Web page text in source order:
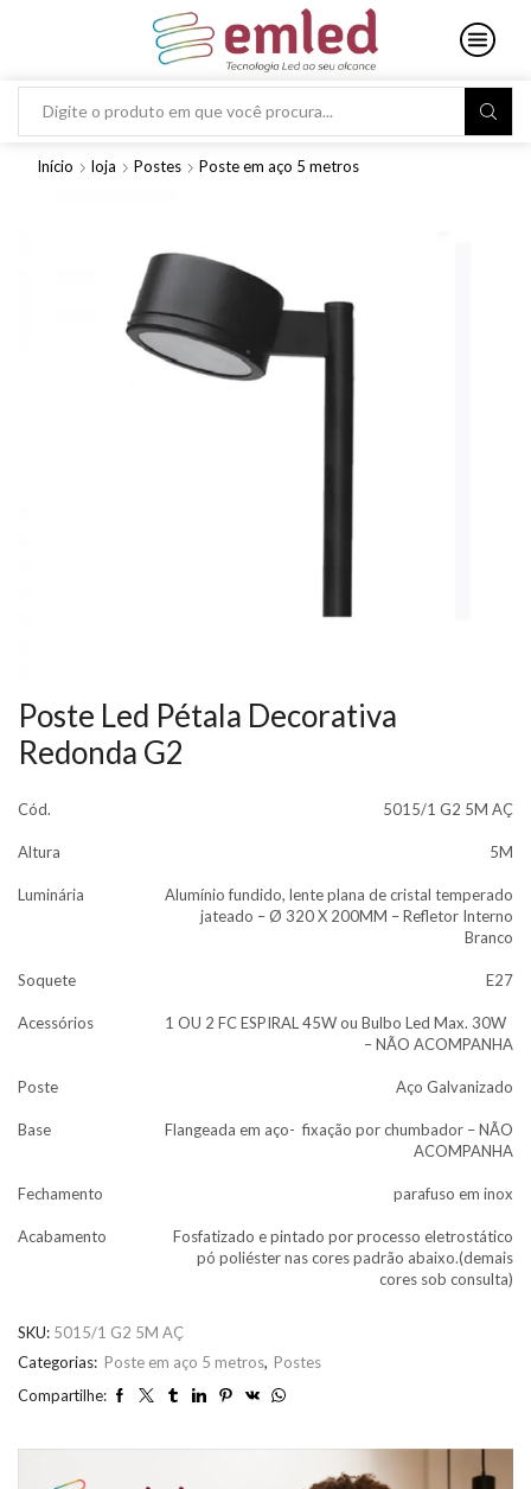
Search
Início loja Postes Poste em aço 5 metros
Poste Led Pétala Decorativa
Redonda G2
Cód. 5015/1 G2 5M AÇ
Altura 5M
Luminária
Alumínio fundido, lente plana de cristal temperado
jateado – Ø 320 X 200MM – Refletor Interno
Branco
Soquete E27
Acessórios
1 OU 2 FC ESPIRAL 45W ou Bulbo Led Max. 30W
– NÃO ACOMPANHA
Poste Aço Galvanizado
Base
Flangeada em aço- fixação por chumbador – NÃO
ACOMPANHA
Fechamento parafuso em inox
Acabamento
Fosfatizado e pintado por processo eletrostático
pó poliéster nas cores padrão abaixo.(demais
cores sob consulta)
SKU: 5015/1 G2 5M AÇ
Categorias: Poste em aço 5 metros, Postes
Compartilhe: